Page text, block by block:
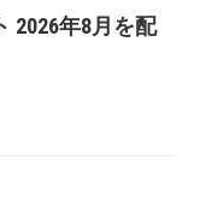
2026年8月を配